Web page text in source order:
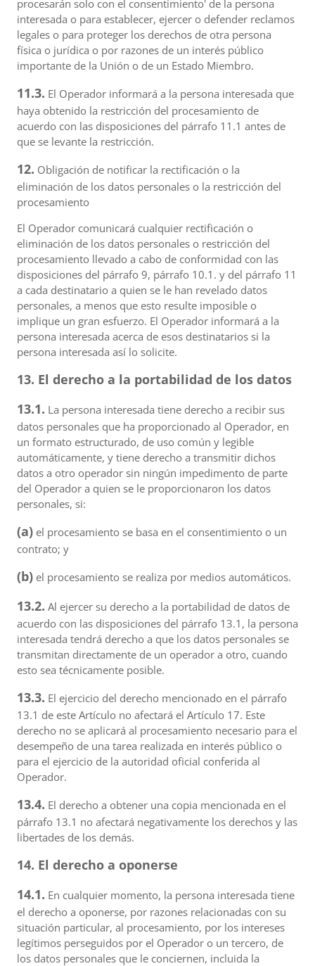
procesarán solo con el consentimiento' de la persona
interesada o para establecer, ejercer o defender reclamos
legales o para proteger los derechos de otra persona
física o jurídica o por razones de un interés público
importante de la Unión o de un Estado Miembro.
11.3. El Operador informará a la persona interesada que
haya obtenido la restricción del procesamiento de
acuerdo con las disposiciones del párrafo 11.1 antes de
que se levante la restricción.
12. Obligación de notificar la rectificación o la
eliminación de los datos personales o la restricción del
procesamiento
El Operador comunicará cualquier rectificación o
eliminación de los datos personales o restricción del
procesamiento llevado a cabo de conformidad con las
disposiciones del párrafo 9, párrafo 10.1. y del párrafo 11
a cada destinatario a quien se le han revelado datos
personales, a menos que esto resulte imposible o
implique un gran esfuerzo. El Operador informará a la
persona interesada acerca de esos destinatarios si la
persona interesada así lo solicite.
13. El derecho a la portabilidad de los datos
13.1. La persona interesada tiene derecho a recibir sus
datos personales que ha proporcionado al Operador, en
un formato estructurado, de uso común y legible
automáticamente, y tiene derecho a transmitir dichos
datos a otro operador sin ningún impedimento de parte
del Operador a quien se le proporcionaron los datos
personales, si:
(a) el procesamiento se basa en el consentimiento o un
contrato; y
(b) el procesamiento se realiza por medios automáticos.
13.2. Al ejercer su derecho a la portabilidad de datos de
acuerdo con las disposiciones del párrafo 13.1, la persona
interesada tendrá derecho a que los datos personales se
transmitan directamente de un operador a otro, cuando
esto sea técnicamente posible.
13.3. El ejercicio del derecho mencionado en el párrafo
13.1 de este Artículo no afectará el Artículo 17. Este
derecho no se aplicará al procesamiento necesario para el
desempeño de una tarea realizada en interés público o
para el ejercicio de la autoridad oficial conferida al
Operador.
13.4. El derecho a obtener una copia mencionada en el
párrafo 13.1 no afectará negativamente los derechos y las
libertades de los demás.
14. El derecho a oponerse
14.1. En cualquier momento, la persona interesada tiene
el derecho a oponerse, por razones relacionadas con su
situación particular, al procesamiento, por los intereses
legítimos perseguidos por el Operador o un tercero, de
los datos personales que le conciernen, incluida la